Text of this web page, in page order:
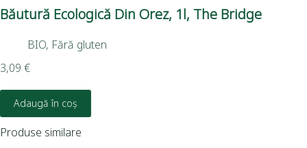
Băutură Ecologică Din Orez, 1l, The Bridge
BIO, Fără gluten
3,09 €
Adaugă în coș
Produse similare